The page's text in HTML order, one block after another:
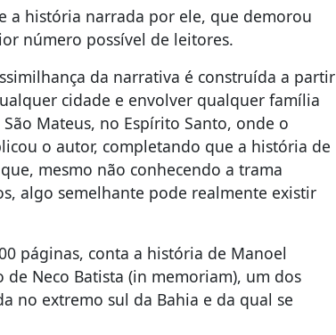
a história narrada por ele, que demorou
número possível de leitores.
da narrativa é construída a partir
cidade e envolver qualquer família
Mateus, no Espírito Santo, onde o
o autor, completando que a história de
mesmo não conhecendo a trama
algo semelhante pode realmente existir
páginas, conta a história de Manoel
Neco Batista (in memoriam), um dos
no extremo sul da Bahia e da qual se